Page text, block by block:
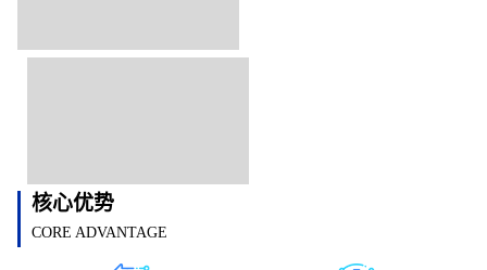
核心优势
CORE ADVANTAGE